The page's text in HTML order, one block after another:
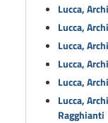
Lucca,
Lucca,
Lucca,
Lucca,
Lucca,
Lucca,
Ragghianti